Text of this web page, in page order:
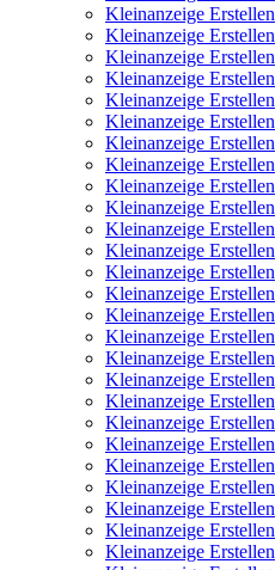
Kleinanzeige Erstellen
Kleinanzeige Erstellen
Kleinanzeige Erstellen
Kleinanzeige Erstellen
Kleinanzeige Erstellen
Kleinanzeige Erstellen
Kleinanzeige Erstellen
Kleinanzeige Erstellen
Kleinanzeige Erstellen
Kleinanzeige Erstellen
Kleinanzeige Erstellen
Kleinanzeige Erstellen
Kleinanzeige Erstellen
Kleinanzeige Erstellen
Kleinanzeige Erstellen
Kleinanzeige Erstellen
Kleinanzeige Erstellen
Kleinanzeige Erstellen
Kleinanzeige Erstellen
Kleinanzeige Erstellen
Kleinanzeige Erstellen
Kleinanzeige Erstellen
Kleinanzeige Erstellen
Kleinanzeige Erstellen
Kleinanzeige Erstellen
Kleinanzeige Erstellen